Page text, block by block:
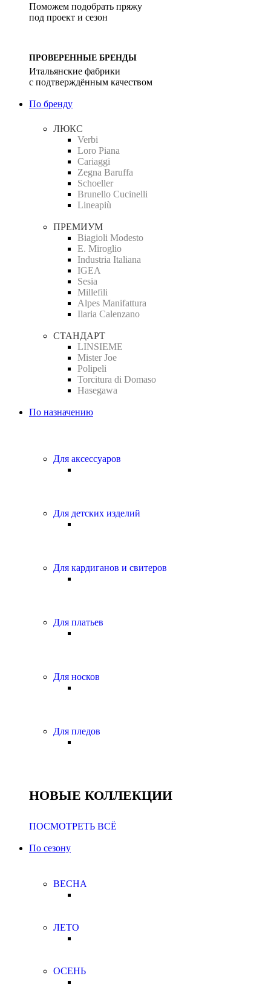
Поможем подобрать пряжу
под проект и сезон
ПРОВЕРЕННЫЕ БРЕНДЫ
Итальянские фабрики
с подтверждённым качеством
По бренду
ЛЮКС
Verbi
Loro Piana
Cariaggi
Zegna Baruffa
Schoeller
Brunello Cucinelli
Lineapiù
ПРЕМИУМ
Biagioli Modesto
E. Miroglio
Industria Italiana
IGEA
Sesia
Millefili
Alpes Manifattura
Ilaria Calenzano
СТАНДАРТ
LINSIEME
Mister Joe
Polipeli
Torcitura di Domaso
Hasegawa
По назначению
Для аксессуаров
Для детских изделий
Для кардиганов и свитеров
Для платьев
Для носков
Для пледов
НОВЫЕ КОЛЛЕКЦИИ
ПОСМОТРЕТЬ ВСЁ
По сезону
ВЕСНА
ЛЕТО
ОСЕНЬ